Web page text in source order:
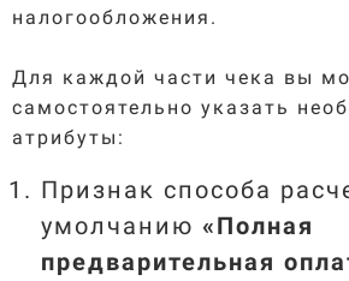
налогообложения.
Для каждой части чека вы
самостоятельно указать
атрибуты:
Признак способа
умолчанию «Полная
предварительная